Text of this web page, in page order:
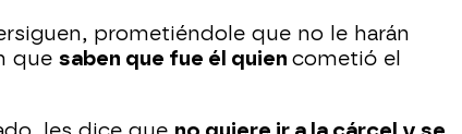
prometiéndole que no le harán
que saben que fue él quien cometió el